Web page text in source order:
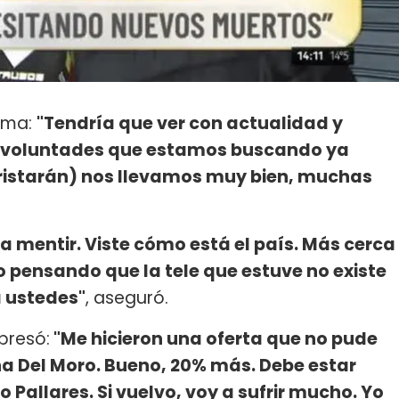
"Tendría que ver con actualidad y
que estamos buscando ya
nos llevamos muy bien, muchas
mentir. Viste cómo está el país. Más cerca
que la tele que estuve no existe
ustedes", aseguró.
"Me hicieron una oferta que no pude
Moro. Bueno, 20% más. Debe estar
Si vuelvo, voy a sufrir mucho. Yo